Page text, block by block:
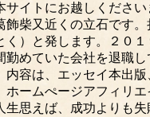
サイトにお越しください
飾柴又近くの立石です。
く）と発します。２０１
勤めていた会社を退職
内容は、エッセイ本出
ホームぺージアフィリ
生思えば、成功よりも